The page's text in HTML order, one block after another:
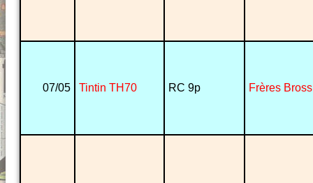
07/05 Tintin TH70 RC 9p Frères Bross